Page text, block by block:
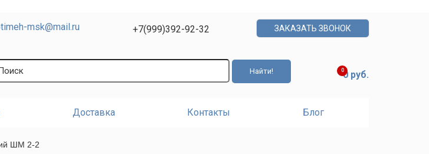
msk@mail.ru +7(999)392-92-32 ЗАКАЗАТЬ ЗВОНОК
00 руб.
Доставка Контакты Блог
ШМ 2-2